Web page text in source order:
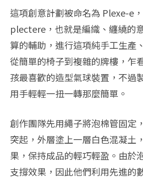
這項創意計劃被命名為 Plexe-e
plectere，也就是編織、纏繞的
算的輔助，進行這項純手工生產
從簡單的椅子到複雜的牌樓，乍
孩最喜歡的造型氣球裝置，不過
用手輕輕一扭一轉那麼簡單。
創作團隊先用繩子將泡棉管固定
突起，外層塗上一層白色混凝土
果，保持成品的輕巧輕盈。由於
支撐效果，因此他們利用先進的